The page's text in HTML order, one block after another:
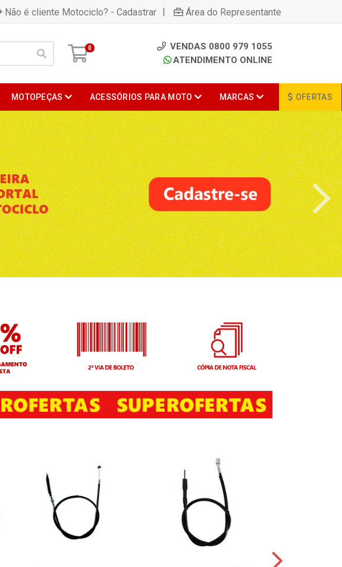
Não é cliente Motociclo? - Cadastrar | Área do Representante
0
VENDAS 0800 979 1055
ATENDIMENTO ONLINE
MOTOPEÇAS ACESSÓRIOS PARA MOTO MARCAS OFERTAS